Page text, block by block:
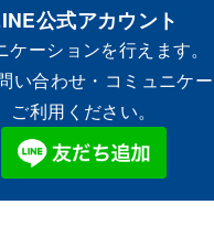
公式アカウント
ケーションを行えます。
い合わせ・コミュニケ
ご利用ください。